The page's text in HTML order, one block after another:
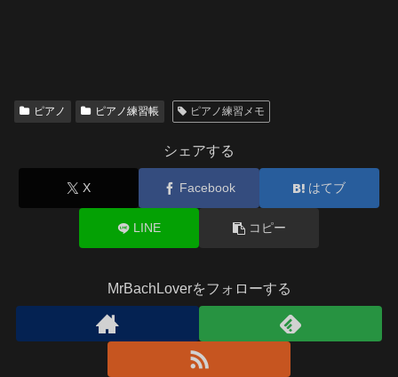
ピアノ ピアノ練習帳 ピアノ練習メモ
シェアする
X Facebook はてブ
LINE コピー
MrBachLoverをフォローする